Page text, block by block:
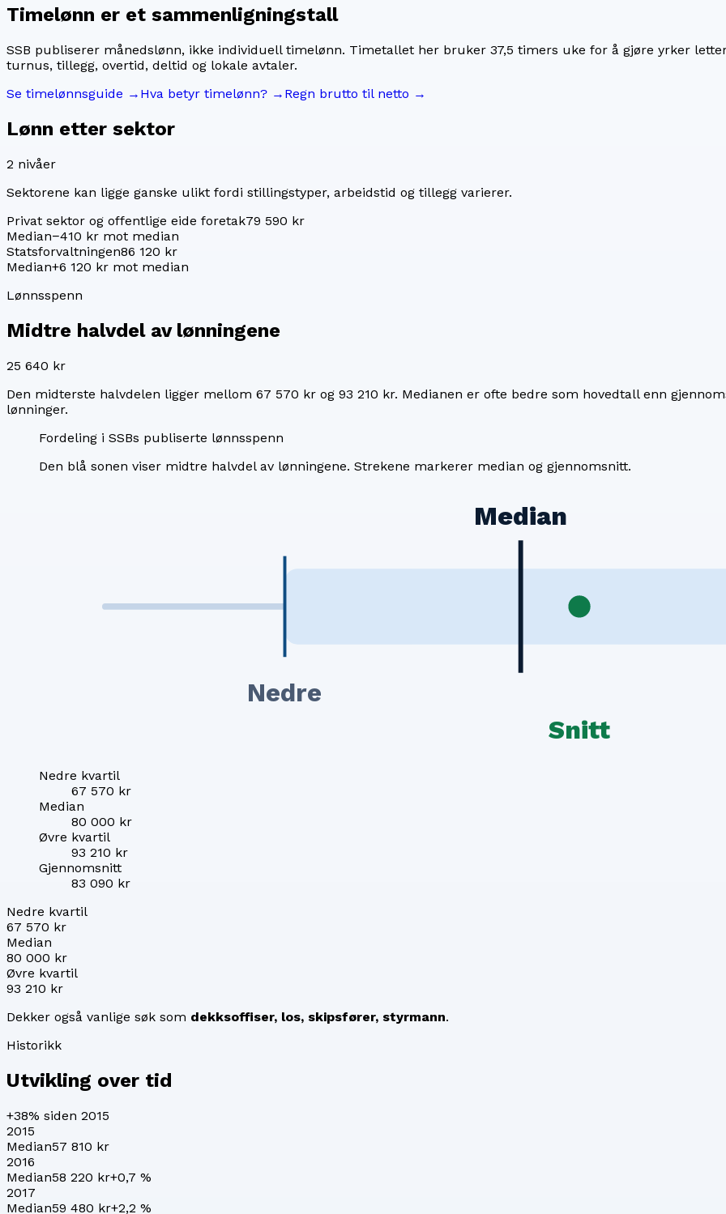
Timelønn er et sammenligningstall
SSB publiserer månedslønn, ikke individuell timelønn. Timetallet her bruker 37,5 timers uke for å gjøre yrker
turnus, tillegg, overtid, deltid og lokale avtaler.
Se timelønnsguide → Hva betyr timelønn? → Regn brutto til netto →
Lønn etter sektor
2 nivåer
Sektorene kan ligge ganske ulikt fordi stillingstyper, arbeidstid og tillegg varierer.
Privat sektor og offentlige eide foretak79 590 kr
Median−410 kr mot median
Statsforvaltningen86 120 kr
Median+6 120 kr mot median
Lønnsspenn
Midtre halvdel av lønningene
25 640 kr
Den midterste halvdelen ligger mellom 67 570 kr og 93 210 kr. Medianen er ofte bedre som hovedtall enn
lønninger.
Fordeling i SSBs publiserte lønnsspenn
Den blå sonen viser midtre halvdel av lønningene. Strekene markerer median og gjennomsnitt.
Nedre
Median
Snitt
Nedre kvartil
67 570 kr
Median
80 000 kr
Øvre kvartil
93 210 kr
Gjennomsnitt
83 090 kr
Nedre kvartil
67 570 kr
Median
80 000 kr
Øvre kvartil
93 210 kr
Dekker også vanlige søk som dekksoffiser, los, skipsfører, styrmann.
Historikk
Utvikling over tid
+38% siden 2015
2015
Median57 810 kr
2016
Median58 220 kr+0,7 %
2017
Median59 480 kr+2,2 %